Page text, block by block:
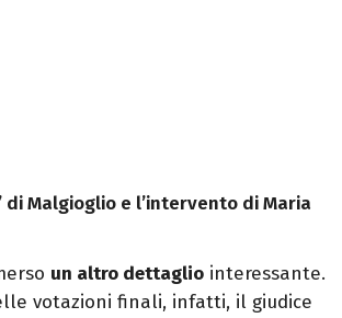
di Malgioglio e l’intervento di Maria
un altro dettaglio interessante.
votazioni finali, infatti, il giudice